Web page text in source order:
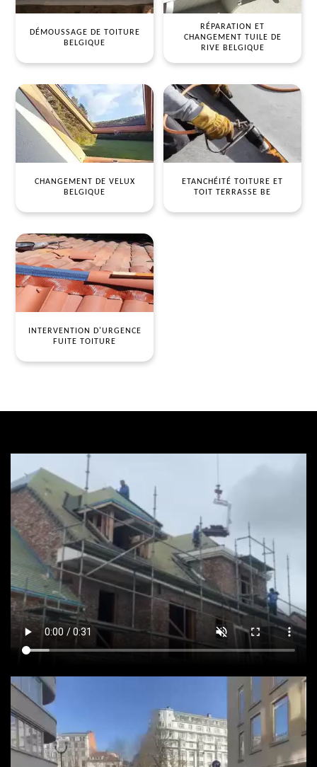
DÉMOUSSAGE DE TOITURE
BELGIQUE
RÉPARATION ET
CHANGEMENT TUILE DE
RIVE BELGIQUE
CHANGEMENT DE VELUX
BELGIQUE
ETANCHÉITÉ TOITURE ET
TOIT TERRASSE BE
INTERVENTION D'URGENCE
FUITE TOITURE